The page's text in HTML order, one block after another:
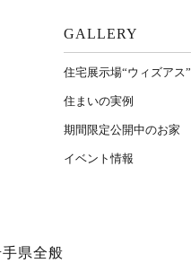
GALLERY
住宅展示場“ウィズアス”
住まいの実例
期間限定公開中のお家
イベント情報
県全般